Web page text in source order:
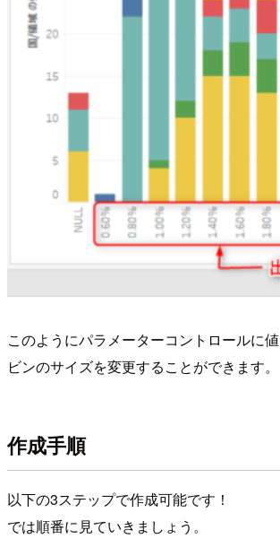
このようにパラメーターコントロールに
ビンのサイズを変更することができます。
作成手順
以下の3ステップで作成可能です！
では順番に見ていきましょう。